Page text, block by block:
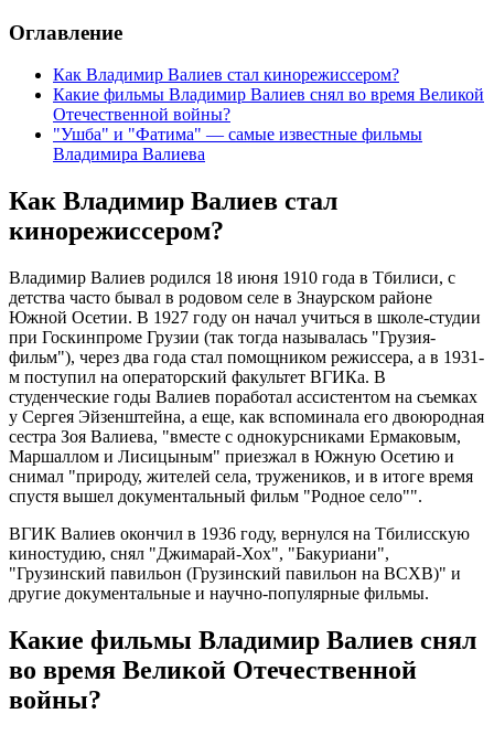
Оглавление
Как Владимир Валиев стал кинорежиссером?
Какие фильмы Владимир Валиев снял во время Великой
Отечественной войны?
"Ушба" и "Фатима" — самые известные фильмы
Владимира Валиева
Как Владимир Валиев стал
кинорежиссером?
Владимир Валиев родился 18 июня 1910 года в Тбилиси, с
детства часто бывал в родовом селе в Знаурском районе
Южной Осетии. В 1927 году он начал учиться в школе-студии
при Госкинпроме Грузии (так тогда называлась "Грузия-
фильм"), через два года стал помощником режиссера, а в 1931-
м поступил на операторский факультет ВГИКа. В
студенческие годы Валиев поработал ассистентом на съемках
у Сергея Эйзенштейна, а еще, как вспоминала его двоюродная
сестра Зоя Валиева, "вместе с однокурсниками Ермаковым,
Маршаллом и Лисицыным" приезжал в Южную Осетию и
снимал "природу, жителей села, тружеников, и в итоге время
спустя вышел документальный фильм "Родное село"".
ВГИК Валиев окончил в 1936 году, вернулся на Тбилисскую
киностудию, снял "Джимарай-Хох", "Бакуриани",
"Грузинский павильон (Грузинский павильон на ВСХВ)" и
другие документальные и научно-популярные фильмы.
Какие фильмы Владимир Валиев снял
во время Великой Отечественной
войны?